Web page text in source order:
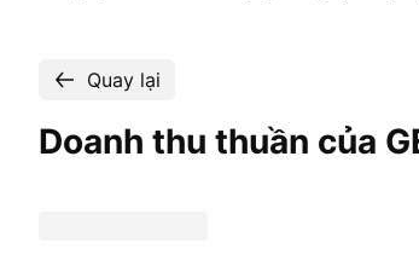
Quay lại
Doanh thu thuần của